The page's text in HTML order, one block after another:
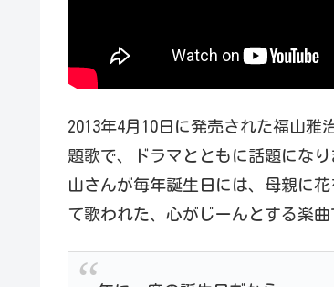
2013年4月10日に発売された福山雅
題歌で、ドラマとともに話題にな
山さんが毎年誕生日には、母親に
て歌われた、心がじーんとする楽曲